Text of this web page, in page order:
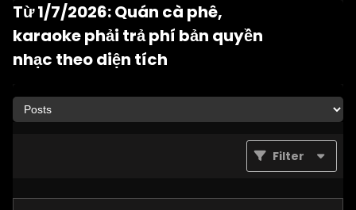
Từ 1/7/2026: Quán cà phê,
karaoke phải trả phí bản quyền
nhạc theo diện tích
Filter